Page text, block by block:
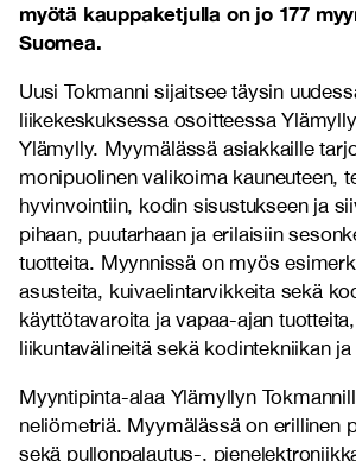
myötä kauppaketjulla on jo 177
Suomea.
Uusi Tokmanni sijaitsee täysin
liikekeskuksessa osoitteessa
Ylämylly. Myymälässä asiakkaille
monipuolinen valikoima kauneuteen,
hyvinvointiin, kodin sisustukseen ja
pihaan, puutarhaan ja erilaisiin
tuotteita. Myynnissä on myös
asusteita, kuivaelintarvikkeita sekä
käyttötavaroita ja vapaa-ajan
liikuntavälineitä sekä kodintekniikan
Myyntipinta-alaa Ylämyllyn
neliömetriä. Myymälässä on erillinen
sekä pullonpalautus-,